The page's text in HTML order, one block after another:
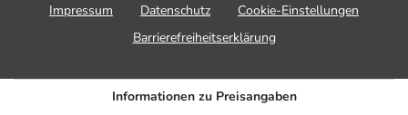
Impressum
Datenschutz
Cookie-Einstellungen
Barrierefreiheitserklärung
Informationen zu Preisangaben